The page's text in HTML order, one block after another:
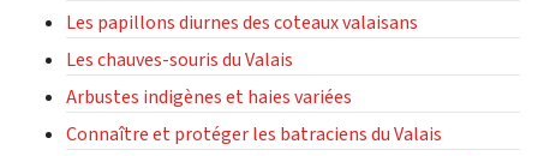
Les papillons diurnes des coteaux valaisans
Les chauves-souris du Valais
Arbustes indigènes et haies variées
Connaître et protéger les batraciens du Valais